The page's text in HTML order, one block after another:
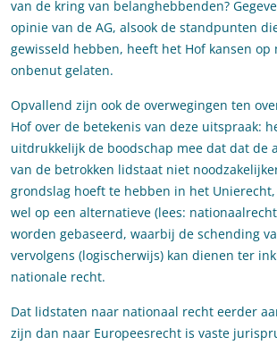
van de kring van belanghebbenden?
opinie van de AG, alsook de standpunten
gewisseld hebben, heeft het Hof kansen
onbenut gelaten.
Opvallend zijn ook de overwegingen ten
Hof over de betekenis van deze uitspraak:
uitdrukkelijk de boodschap mee dat dat de
van de betrokken lidstaat niet
grondslag hoeft te hebben in het
wel op een alternatieve (lees:
worden gebaseerd, waarbij de schending
vervolgens (logischerwijs) kan dienen ter
nationale recht.
Dat lidstaten naar nationaal recht eerder
zijn dan naar Europeesrecht is vaste